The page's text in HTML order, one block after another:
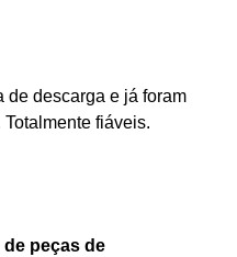
de descarga e já foram
fiáveis.
peças de